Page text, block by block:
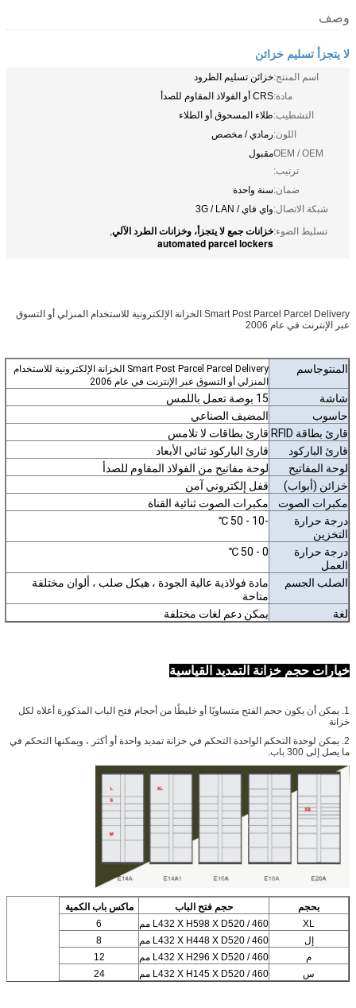
وصف
لا يتجزأ تسليم خزائن
اسم المنتج:خزائن تسليم الطرود
مادة:CRS أو الفولاذ المقاوم للصدأ
التشطيب:طلاء المسحوق أو الطلاء
اللون:رمادي / مخصص
OEM / OEM
ترتيب:
مقبول
ضمان:سنة واحدة
شبكة الاتصال:واي فاي / 3G / LAN
تسليط الضوء:خزانات جمع لا يتجزأ، وخزانات الطرد الآلي,
automated parcel lockers
Smart Post Parcel Parcel Delivery الخزانة الإلكترونية للاستخدام المنزلي أو التسوق
عبر الإنترنت في عام 2006
المنتوجاسم
Smart Post Parcel Parcel Delivery الخزانة الإلكترونية للاستخدام
المنزلي أو التسوق عبر الإنترنت في عام 2006
شاشة
15 بوصة تعمل باللمس
حاسوب
المضيف الصناعي
قارئ بطاقة RFID
قارئ بطاقات لا تلامس
قارئ الباركود
قارئ الباركود ثنائي الأبعاد
لوحة المفاتيح
لوحة مفاتيح من الفولاذ المقاوم للصدأ
خزائن (أبواب)
قفل إلكتروني آمن
مكبرات الصوت
مكبرات الصوت ثنائية القناة
درجة حرارة
التخزين
-10 - 50 ℃
درجة حرارة
العمل
0 - 50 ℃
الصلب الجسم
مادة فولاذية عالية الجودة ، هيكل صلب ، ألوان مختلفة
متاحة
لغة
يمكن دعم لغات مختلفة
خيارات حجم خزانة التمديد القياسية
1. يمكن أن يكون حجم الفتح متساويًا أو خليطًا من أحجام فتح الباب المذكورة أعلاه لكل
خزانة
2. يمكن لوحدة التحكم الواحدة التحكم في خزانة تمديد واحدة أو أكثر ، ويمكنها التحكم في
ما يصل إلى 300 باب.
بحجم حجم فتح الباب
ماكس باب الكمية
XL
L432 X H598 X D520 / 460 مم
6
إل
L432 X H448 X D520 / 460 مم
8
م
L432 X H296 X D520 / 460 مم
12
س
L432 X H145 X D520 / 460 مم 24